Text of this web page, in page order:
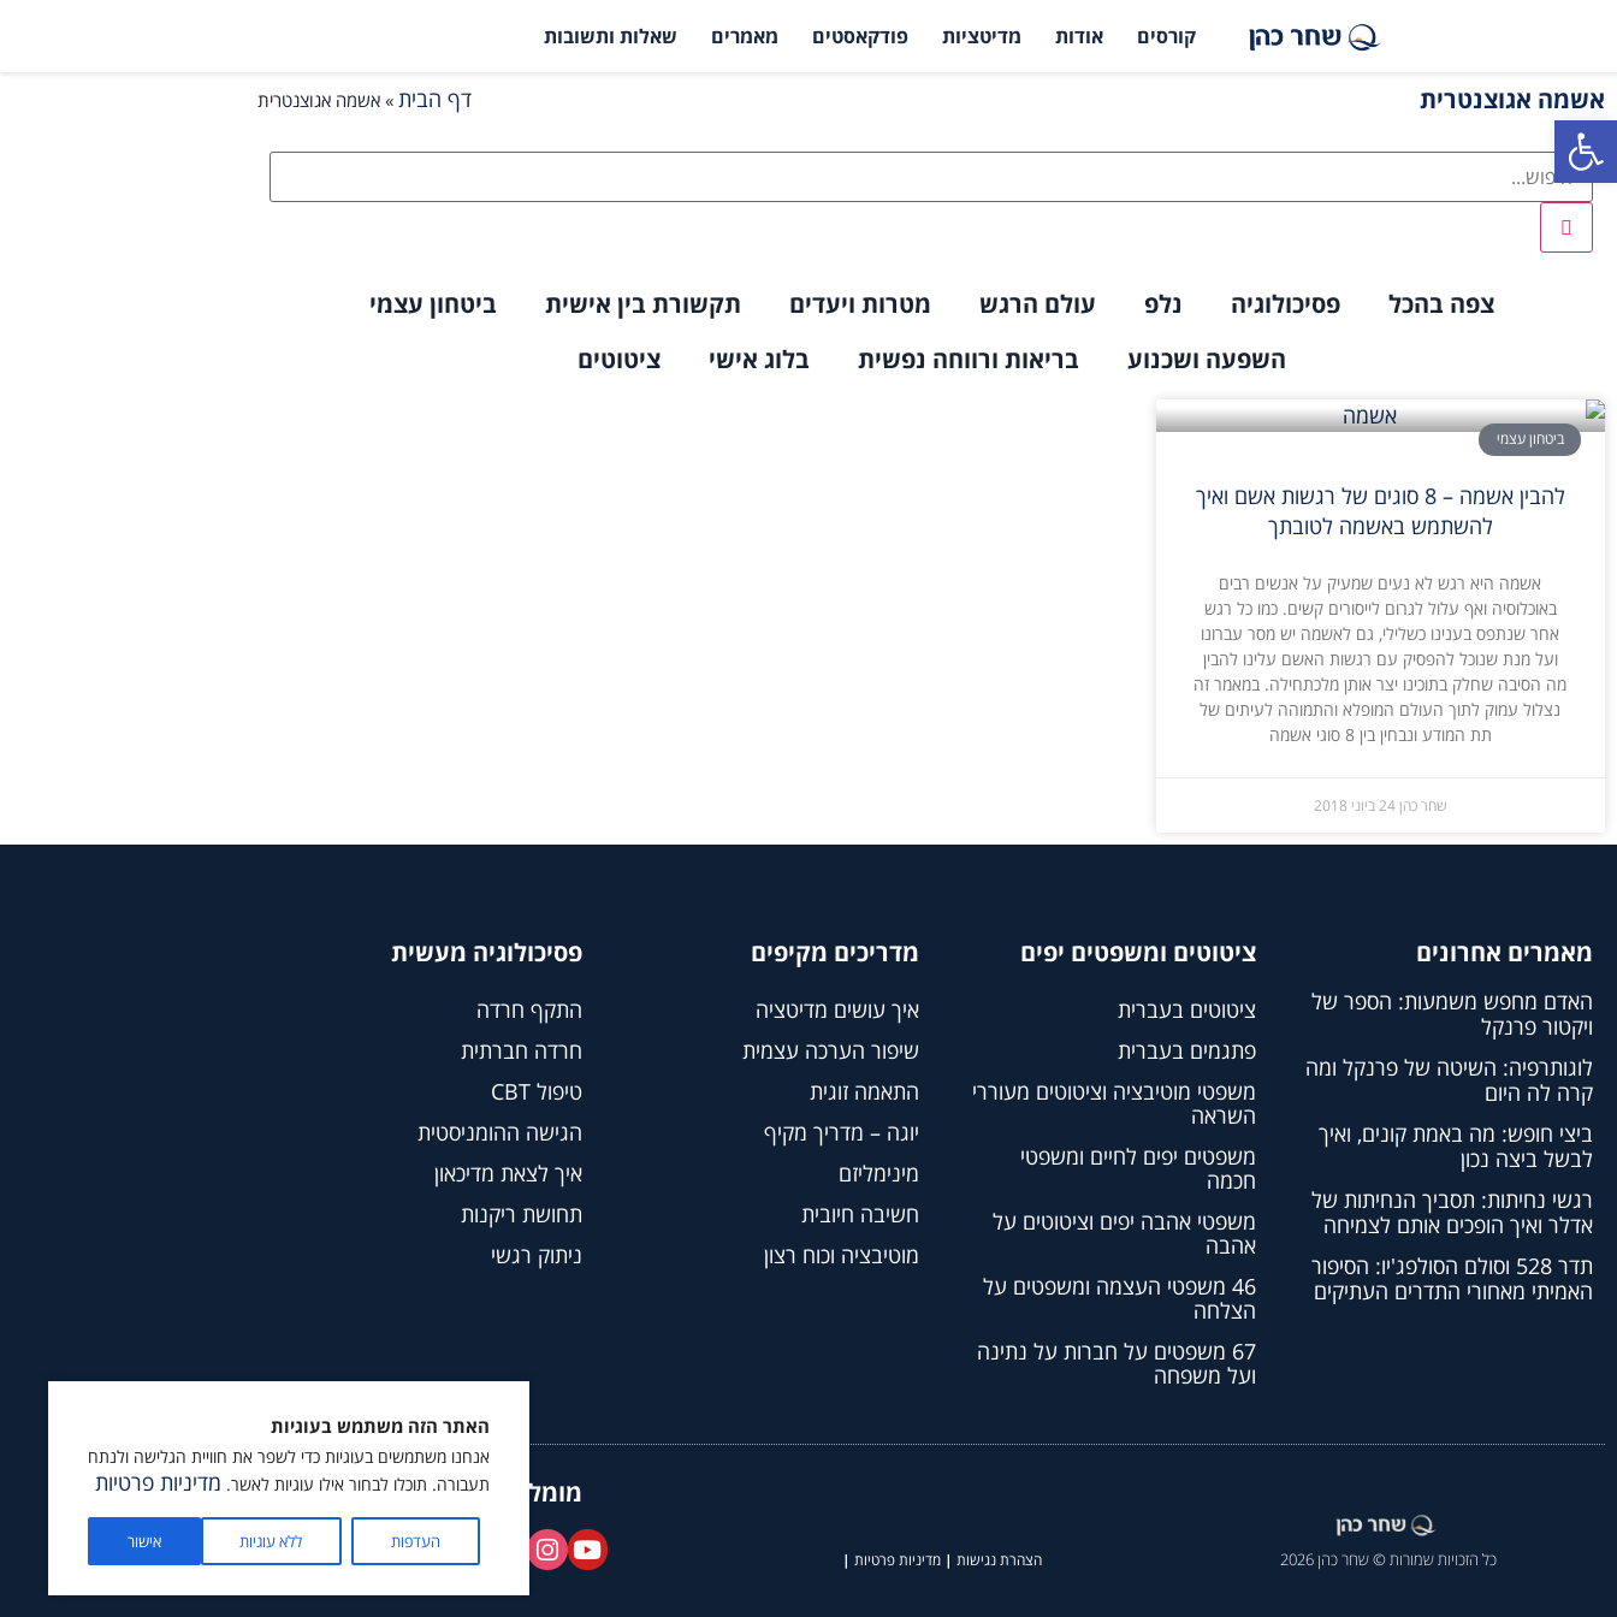
פתח סרגל נגישות
האתר הזה משתמש בעוגיות
אנחנו משתמשים בעוגיות כדי לשפר את חוויית הגלישה ולנתח
תעבורה. תוכלו לבחור אילו עוגיות לאשר. מדיניות פרטיות
העדפות ללא עוגיות אישור
קורסים אודות מדיטציות פודקאסטים מאמרים שאלות ותשובות
אשמה אגוצנטרית דף הבית » אשמה אגוצנטרית
צפה בהכל פסיכולוגיה נלפ עולם הרגש מטרות ויעדים תקשורת בין אישית
ביטחון עצמי
השפעה ושכנוע
בריאות ורווחה נפשית בלוג אישי ציטוטים
ביטחון עצמי
להבין אשמה – 8 סוגים של רגשות אשם ואיך
להשתמש באשמה לטובתך
אשמה היא רגש לא נעים שמעיק על אנשים רבים
באוכלוסיה ואף עלול לגרום לייסורים קשים. כמו כל רגש
אחר שנתפס בענינו כשלילי, גם לאשמה יש מסר עברונו
ועל מנת שנוכל להפסיק עם רגשות האשם עלינו להבין
מה הסיבה שחלק בתוכינו יצר אותן מלכתחילה. במאמר זה
נצלול עמוק לתוך העולם המופלא והתמוהה לעיתים של
תת המודע ונבחין בין 8 סוגי אשמה
שחר כהן24 ביוני 2018
מאמרים אחרונים
האדם מחפש משמעות: הספר של
ויקטור פרנקל
לוגותרפיה: השיטה של פרנקל ומה
קרה לה היום
ביצי חופש: מה באמת קונים, ואיך
לבשל ביצה נכון
רגשי נחיתות: תסביך הנחיתות של
אדלר ואיך הופכים אותם לצמיחה
תדר 528 וסולם הסולפג'יו: הסיפור
האמיתי מאחורי התדרים העתיקים
ציטוטים ומשפטים יפים
ציטוטים בעברית
פתגמים בעברית
משפטי מוטיבציה וציטוטים מעוררי
השראה
משפטים יפים לחיים ומשפטי
חכמה
משפטי אהבה יפים וציטוטים על
אהבה
46 משפטי העצמה ומשפטים על
הצלחה
67 משפטים על חברות על נתינה
ועל משפחה
מדריכים מקיפים
איך עושים מדיטציה
שיפור הערכה עצמית
התאמה זוגית
יוגה – מדריך מקיף
מינימליזם
חשיבה חיובית
מוטיבציה וכוח רצון
פסיכולוגיה מעשית
התקף חרדה
חרדה חברתית
טיפול CBT
הגישה ההומניסטית
איך לצאת מדיכאון
תחושת ריקנות
ניתוק רגשי
כל הזכויות שמורות © שחר כהן 2026 הצהרת נגישות |מדיניות פרטיות |
מומלץ לעקוב גם ב